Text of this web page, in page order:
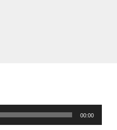
00:00